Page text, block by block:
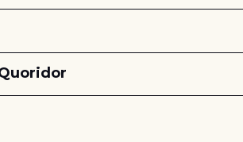
Quoridor